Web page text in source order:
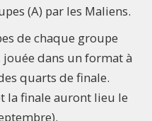
(A) par les Maliens.
de chaque groupe
jouée dans un format à
quarts de finale.
la finale auront lieu le